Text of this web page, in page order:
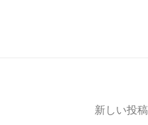
新しい投稿